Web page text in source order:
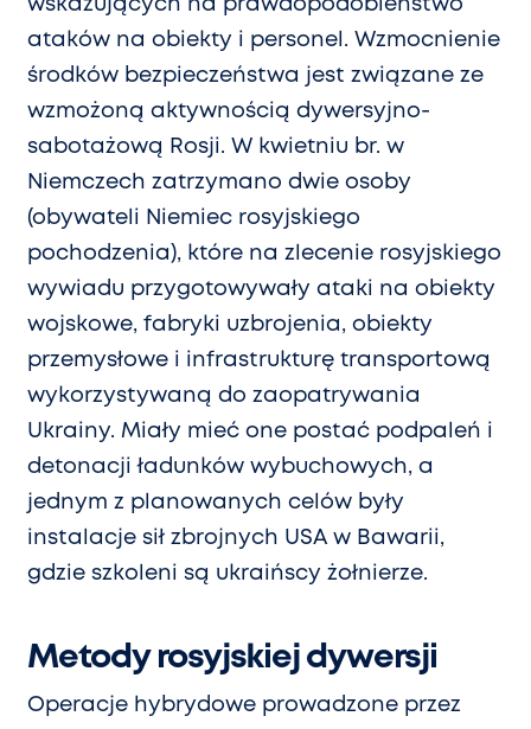
wskazujących na prawdopodobieństwo
ataków na obiekty i personel. Wzmocnienie
środków bezpieczeństwa jest związane ze
wzmożoną aktywnością dywersyjno-
sabotażową Rosji. W kwietniu br. w
Niemczech zatrzymano dwie osoby
(obywateli Niemiec rosyjskiego
pochodzenia), które na zlecenie rosyjskiego
wywiadu przygotowywały ataki na obiekty
wojskowe, fabryki uzbrojenia, obiekty
przemysłowe i infrastrukturę transportową
wykorzystywaną do zaopatrywania
Ukrainy. Miały mieć one postać podpaleń i
detonacji ładunków wybuchowych, a
jednym z planowanych celów były
instalacje sił zbrojnych USA w Bawarii,
gdzie szkoleni są ukraińscy żołnierze.
Metody rosyjskiej dywersji
Operacje hybrydowe prowadzone przez